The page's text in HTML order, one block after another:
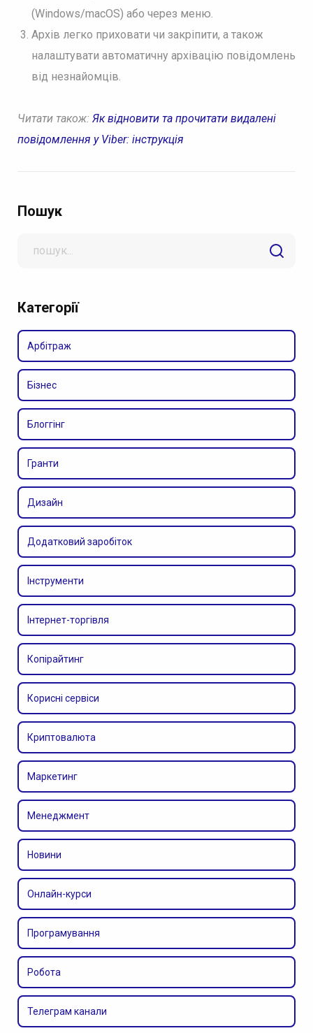
(Windows/macOS) або через меню.
Архів легко приховати чи закріпити, а також
налаштувати автоматичну архівацію повідомлень
від незнайомців.
Читати також: Як відновити та прочитати видалені
повідомлення у Viber: інструкція
Пошук
Категорії
Арбітраж
Бізнес
Блоггінг
Гранти
Дизайн
Додатковий заробіток
Інструменти
Інтернет-торгівля
Копірайтинг
Корисні сервіси
Криптовалюта
Маркетинг
Менеджмент
Новини
Онлайн-курси
Програмування
Робота
Телеграм канали